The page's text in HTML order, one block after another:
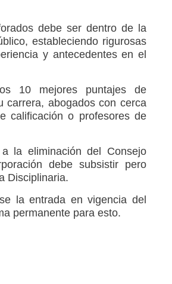
debe ser dentro de la
estableciendo rigurosas
y antecedentes en el
10 mejores puntajes de
carrera, abogados con cerca
calificación o profesores de
la eliminación del Consejo
debe subsistir pero
Disciplinaria.
la entrada en vigencia del
permanente para esto.